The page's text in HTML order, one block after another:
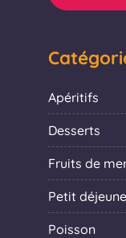
Apéritifs
Desserts
Fruits de
Petit
Poisson